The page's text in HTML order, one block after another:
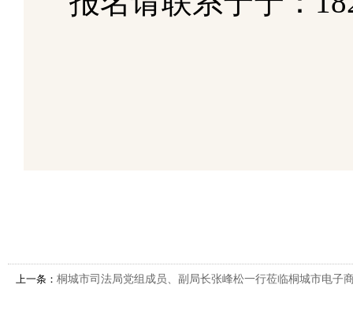
上一条： 桐城市司法局党组成员、副局长张峰松一行莅临桐城市电子